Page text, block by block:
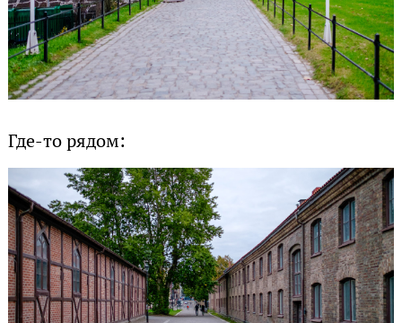
Где-то рядом: